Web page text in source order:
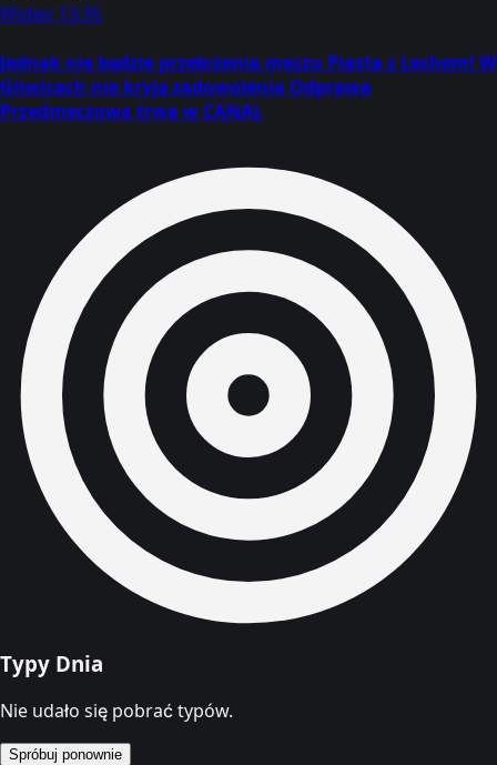
Wideo 13:35
Jednak nie będzie przełożenia meczu Piasta z Lechem! W
Gliwicach nie kryją zadowolenia Odprawa
Przedmeczowa trwa w CANAL
Typy Dnia
Nie udało się pobrać typów.
Spróbuj ponownie